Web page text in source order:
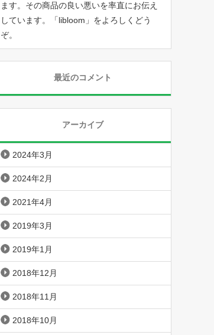
ます。その商品の良い悪いを率直にお伝え
しています。「libloom 」をよろしくどう
ぞ。
最近のコメント
アーカイブ
2024年3月
2024年2月
2021年4月
2019年3月
2019年1月
2018年12月
2018年11月
2018年10月